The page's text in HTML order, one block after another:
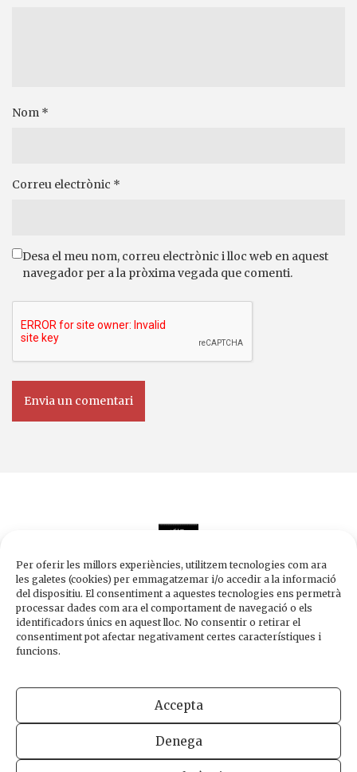
Per oferir les millors experiències, utilitzem tecnologies com ara
les galetes (cookies) per emmagatzemar i/o accedir a la informació
del dispositiu. El consentiment a aquestes tecnologies ens permetrà
processar dades com ara el comportament de navegació o els
identificadors únics en aquest lloc. No consentir o retirar el
consentiment pot afectar negativament certes característiques i
funcions.
Accepta
Denega
Nom *
Correu electrònic *
Desa el meu nom, correu electrònic i lloc web en aquest
navegador per a la pròxima vegada que comenti.
Edicions de 1984
Carrer Trafalgar, 10, 2n-2a A
Fax 934 854 375
1984@edicions1984.cat
INFORMACIÓ LEGAL POLÍTICA DE PRIVADESA POLÍTICA DE COOKIES